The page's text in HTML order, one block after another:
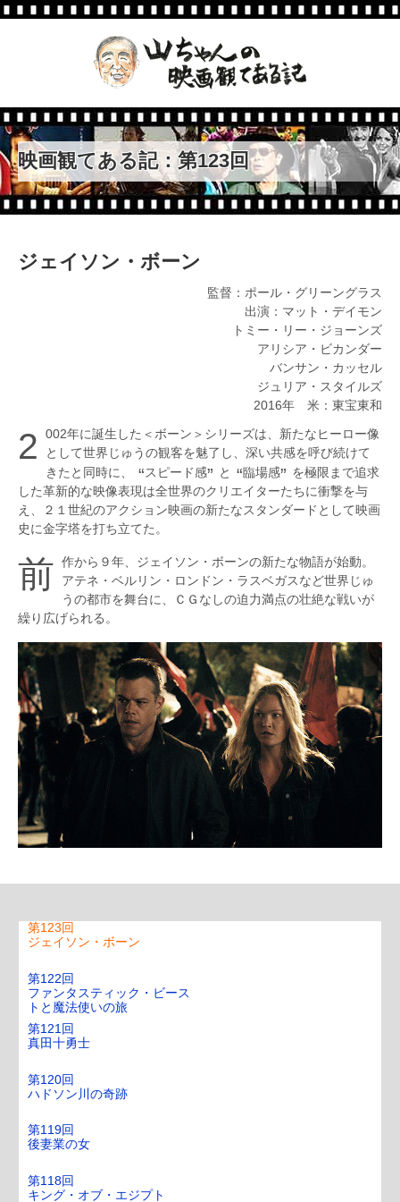
映画観てある記：第123回
ジェイソン・ボーン
監督：ポール・グリーングラス
出演：マット・デイモン
トミー・リー・ジョーンズ
アリシア・ビカンダー
バンサン・カッセル
ジュリア・スタイルズ
2016年 米：東宝東和
2002年に誕生した＜ボーン＞シリーズは、新たなヒーロー像
として世界じゅうの観客を魅了し、深い共感を呼び続けて
きたと同時に、
スピード感 と 臨場感
を極限まで追求
した革新的な映像表現は全世界のクリエイターたちに衝撃を与
え、２１世紀のアクション映画の新たなスタンダードとして映画
史に金字塔を打ち立てた。
前作から９年、ジェイソン・ボーンの新たな物語が始動。
アテネ・ベルリン・ロンドン・ラスベガスなど世界じゅ
うの都市を舞台に、ＣＧなしの迫力満点の壮絶な戦いが
繰り広げられる。
第141回
第139回
アトミック・ブロンド
第138回
僕のワンダフル・ライフ
第136回
追憶
第132回
夜の片鱗
第131回
集金旅行
第130回
グレートウォール
第129回
第128回
見知らぬ国で
第127回
スノーデン
第126回
間諜Ｘ２７
第125回
四十二番街
第123回
ジェイソン・ボーン
第122回
ファンタスティック・ビース
トと魔法使いの旅
第121回
真田十勇士
第120回
ハドソン川の奇跡
第119回
後妻業の女
第118回
キング・オブ・エジプト